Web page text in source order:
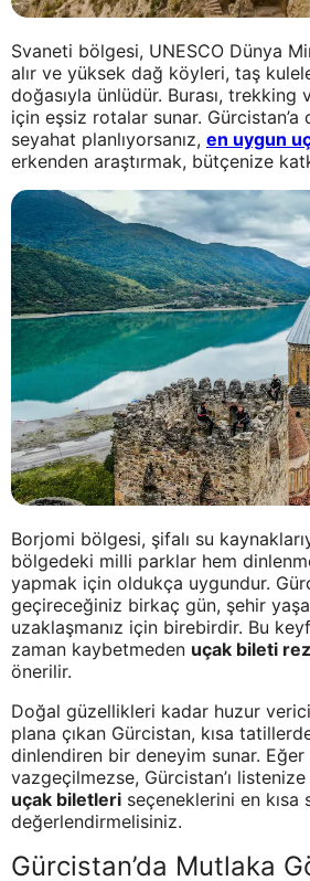
Svaneti bölgesi, UNESCO Dünya
alır ve yüksek dağ köyleri, taş
doğasıyla ünlüdür. Burası, trekking
için eşsiz rotalar sunar. Gürcistan’a
seyahat planlıyorsanız, en uygun
erkenden araştırmak, bütçenize
Borjomi bölgesi, şifalı su
bölgedeki milli parklar hem
yapmak için oldukça uygundur.
geçireceğiniz birkaç gün, şehir
uzaklaşmanız için birebirdir. Bu
zaman kaybetmeden uçak bileti
önerilir.
Doğal güzellikleri kadar huzur
plana çıkan Gürcistan, kısa
dinlendiren bir deneyim sunar.
vazgeçilmezse, Gürcistan’ı
uçak biletleri seçeneklerini en kısa
değerlendirmelisiniz.
Gürcistan’da Mutlaka